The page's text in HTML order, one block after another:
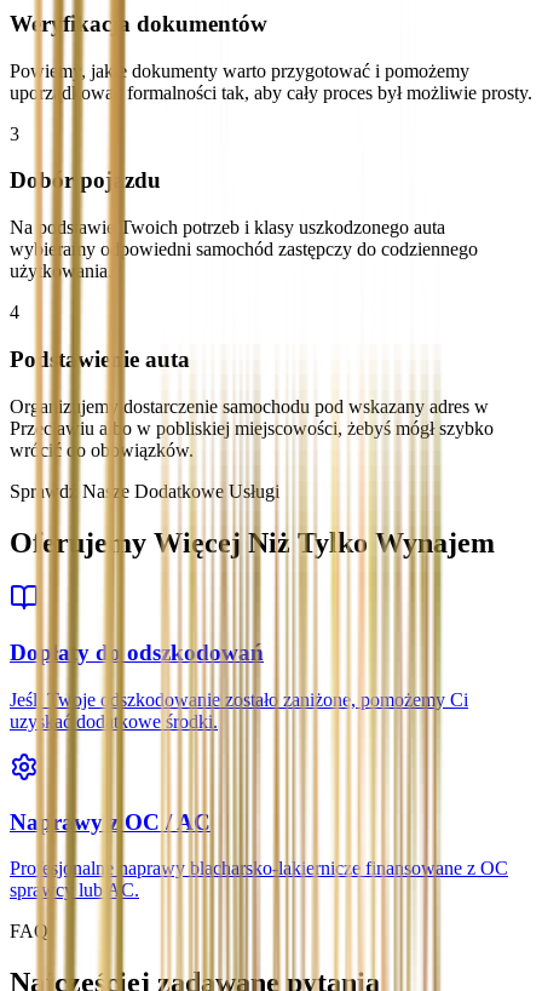
Weryfikacja dokumentów
Powiemy, jakie dokumenty warto przygotować i pomożemy
uporządkować formalności tak, aby cały proces był możliwie prosty.
3
Dobór pojazdu
Na podstawie Twoich potrzeb i klasy uszkodzonego auta
wybieramy odpowiedni samochód zastępczy do codziennego
użytkowania.
4
Podstawienie auta
Organizujemy dostarczenie samochodu pod wskazany adres w
Przecławiu albo w pobliskiej miejscowości, żebyś mógł szybko
wrócić do obowiązków.
Sprawdź Nasze Dodatkowe Usługi
Oferujemy Więcej Niż Tylko Wynajem
Dopłaty do odszkodowań
Jeśli Twoje odszkodowanie zostało zaniżone, pomożemy Ci
uzyskać dodatkowe środki.
Naprawy z OC / AC
Profesjonalne naprawy blacharsko-lakiernicze finansowane z OC
sprawcy lub AC.
FAQ
Najczęściej zadawane pytania